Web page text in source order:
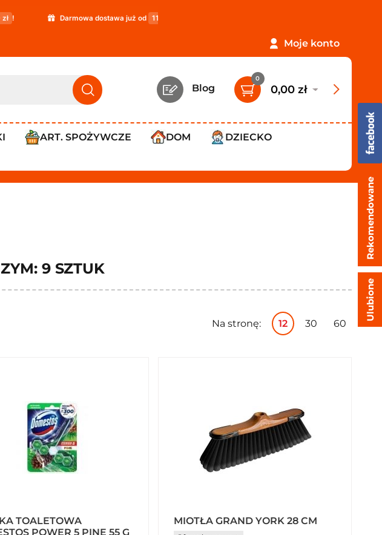
Darmowa dostawa już od 119,99 zł !
Moje konto
Blog
0
0,00 zł
ART. SPOŻYWCZE DOM
DZIECKO
9 SZTUK
Na stronę: 12 30 60
TOALETOWA
POWER 5 PINE 55 G
MIOTŁA GRAND YORK 28 CM
Rekomendowane
Ulubione